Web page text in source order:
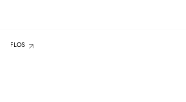
FLOS